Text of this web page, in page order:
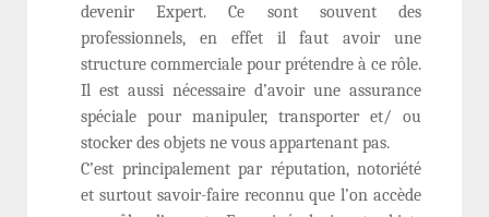
devenir Expert. Ce sont souvent des
professionnels, en effet il faut avoir une
structure commerciale pour prétendre à ce rôle.
Il est aussi nécessaire d’avoir une assurance
spéciale pour manipuler, transporter et/ ou
stocker des objets ne vous appartenant pas.
C’est principalement par réputation, notoriété
et surtout savoir-faire reconnu que l’on accède